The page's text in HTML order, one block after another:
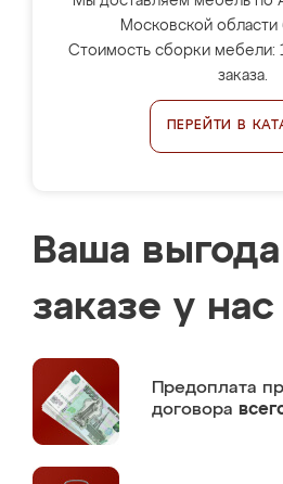
Московской области
Стоимость сборки мебели:
заказа.
ПЕРЕЙТИ В
Ваша
заказе у нас
Предоплата
договора